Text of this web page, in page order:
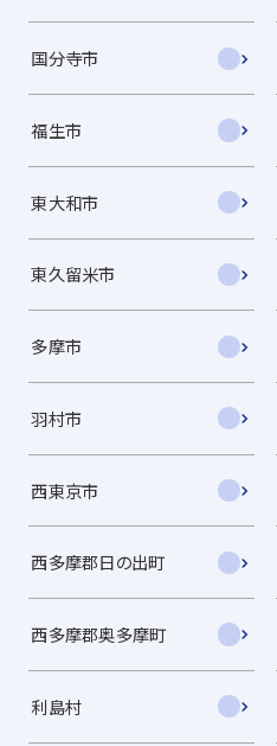
国分寺市
福生市
東大和市
東久留米市
多摩市
羽村市
西東京市
西多摩郡日の出町
西多摩郡奥多摩町
利島村